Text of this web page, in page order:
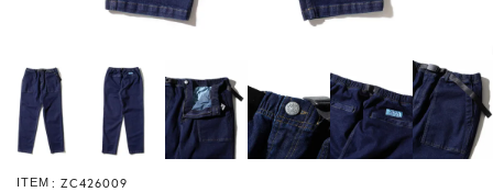
ITEM ZC426009